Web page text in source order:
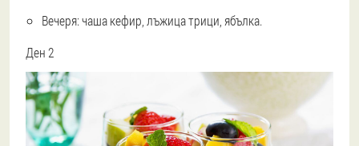
Вечеря: чаша кефир, лъжица трици, ябълка.
Ден 2